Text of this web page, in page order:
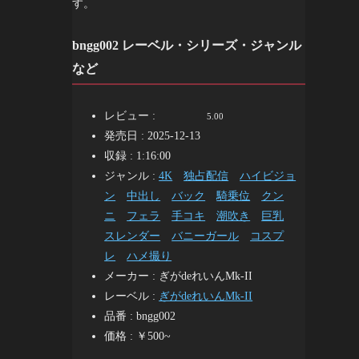
す。
bngg002 レーベル・シリーズ・ジャンル
など
レビュー : 5.00
発売日 : 2025-12-13
収録 : 1:16:00
ジャンル :4K 独占配信
ハイビジョ
ン
中出し バック 騎乗位
クン
ニ
フェラ 手コキ 潮吹き
巨乳
スレンダー
バニーガール
コスプ
レ
ハメ撮り
メーカー : ぎがdeれいんMk-II
レーベル : ぎがdeれいんMk-II
品番 : bngg002
価格 : ￥500~